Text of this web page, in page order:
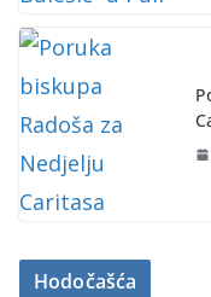
Hodočašća